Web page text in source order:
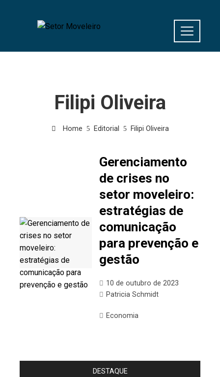
Filipi Oliveira
Home Editorial Filipi Oliveira
Gerenciamento
de crises no
setor moveleiro:
estratégias de
comunicação
para prevenção e
gestão
10 de outubro de 2023
Patricia Schmidt
Economia
DESTAQUE